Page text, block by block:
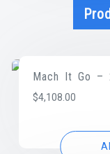
Mach It Go –
$4,108.00